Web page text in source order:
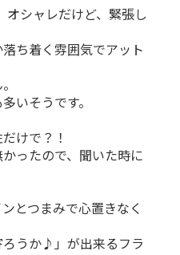
オシャレだけど、緊張し
ち着く雰囲気でアット
いそうです。
けで？！
ったので、聞いた時に
とつまみで心置きなく
うか♪」が出来るフラ